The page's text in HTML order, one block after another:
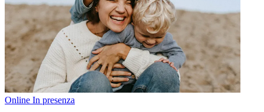
Online In presenza